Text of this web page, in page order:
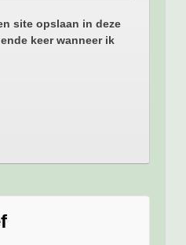
site opslaan in deze
keer wanneer ik